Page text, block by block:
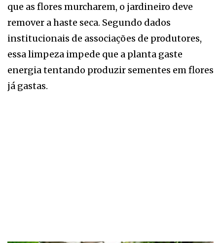
que as flores murcharem, o jardineiro deve
remover a haste seca. Segundo dados
institucionais de associações de produtores,
essa limpeza impede que a planta gaste
energia tentando produzir sementes em flores
já gastas.